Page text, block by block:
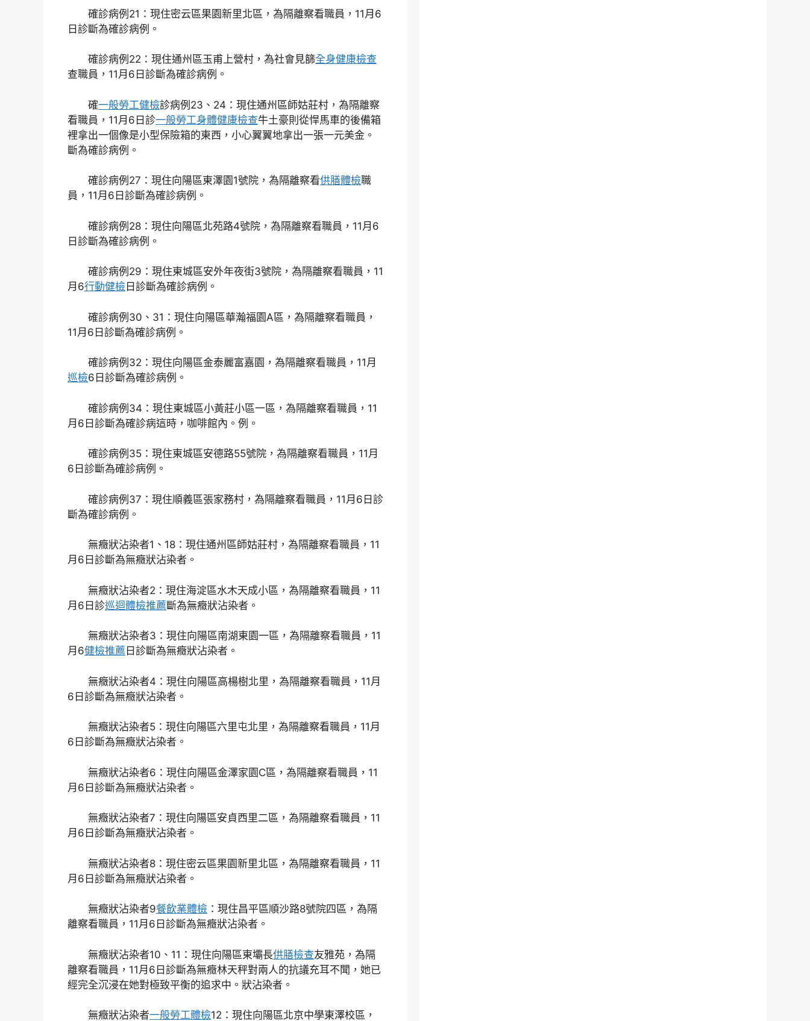
確診病例21：現住密云區果園新里北區，為隔離察看職員，11月6
日診斷為確診病例。
確診病例22：現住通州區玉甫上營村，為社會見篩全身健康檢查
查職員，11月6日診斷為確診病例。
確一般勞工健檢診病例23、24：現住通州區師姑莊村，為隔離察
看職員，11月6日診一般勞工身體健康檢查牛土豪則從悍馬車的後備箱
裡拿出一個像是小型保險箱的東西，小心翼翼地拿出一張一元美金。
斷為確診病例。
確診病例27：現住向陽區東澤園1號院，為隔離察看供膳體檢職
員，11月6日診斷為確診病例。
確診病例28：現住向陽區北苑路4號院，為隔離察看職員，11月6
日診斷為確診病例。
確診病例29：現住東城區安外年夜街3號院，為隔離察看職員，11
月6行動健檢 日診斷為確診病例。
確診病例30、31：現住向陽區華瀚福園A區，為隔離察看職員，
11月6日診斷為確診病例。
確診病例32：現住向陽區金泰麗富嘉園，為隔離察看職員，11月
巡檢6日診斷為確診病例。
確診病例34：現住東城區小黃莊小區一區，為隔離察看職員，11
月6日診斷為確診病這時，咖啡館內。例。
確診病例35：現住東城區安德路55號院，為隔離察看職員，11月
6日診斷為確診病例。
確診病例37：現住順義區張家務村，為隔離察看職員，11月6日診
斷為確診病例。
無癥狀沾染者1、18：現住通州區師姑莊村，為隔離察看職員，11
月6日診斷為無癥狀沾染者。
無癥狀沾染者2：現住海淀區水木天成小區，為隔離察看職員，11
月6日診巡迴體檢推薦斷為無癥狀沾染者。
無癥狀沾染者3：現住向陽區南湖東園一區，為隔離察看職員，11
月6健檢推薦 日診斷為無癥狀沾染者。
無癥狀沾染者4：現住向陽區高楊樹北里，為隔離察看職員，11月
6日診斷為無癥狀沾染者。
無癥狀沾染者5：現住向陽區六里屯北里，為隔離察看職員，11月
6日診斷為無癥狀沾染者。
無癥狀沾染者6：現住向陽區金澤家園C區，為隔離察看職員，11
月6日診斷為無癥狀沾染者。
無癥狀沾染者7：現住向陽區安貞西里二區，為隔離察看職員，11
月6日診斷為無癥狀沾染者。
無癥狀沾染者8：現住密云區果園新里北區，為隔離察看職員，11
月6日診斷為無癥狀沾染者。
無癥狀沾染者9餐飲業體檢 ：現住昌平區順沙路8號院四區，為隔
離察看職員，11月6日診斷為無癥狀沾染者。
無癥狀沾染者10、11：現住向陽區東壩長供膳檢查友雅苑，為隔
離察看職員，11月6日診斷為無癥林天秤對兩人的抗議充耳不聞，她已
經完全沉浸在她對極致平衡的追求中。狀沾染者。
無癥狀沾染者一般勞工體檢12：現住向陽區北京中學東澤校區，